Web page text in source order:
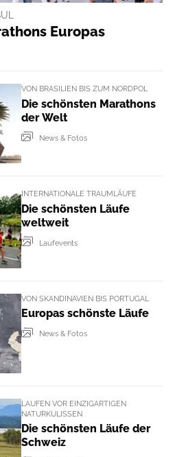
Europas
VON BRASILIEN BIS ZUM NORDPOL
Die schönsten Marathons
der Welt
News & Fotos
INTERNATIONALE TRAUMLÄUFE
Die schönsten Läufe
weltweit
Laufevents
VON SKANDINAVIEN BIS PORTUGAL
Europas schönste Läufe
News & Fotos
LAUFEN VOR EINZIGARTIGEN
NATURKULISSEN
Die schönsten Läufe der
Schweiz